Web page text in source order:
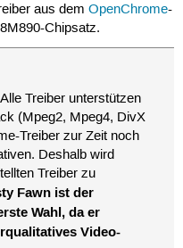
aus dem OpenChrome-
Chipsatz.
Treiber unterstützen
(Mpeg2, Mpeg4, DivX
Treiber zur Zeit noch
Deshalb wird
Treiber zu
Fawn ist der
Wahl, da er
Video-